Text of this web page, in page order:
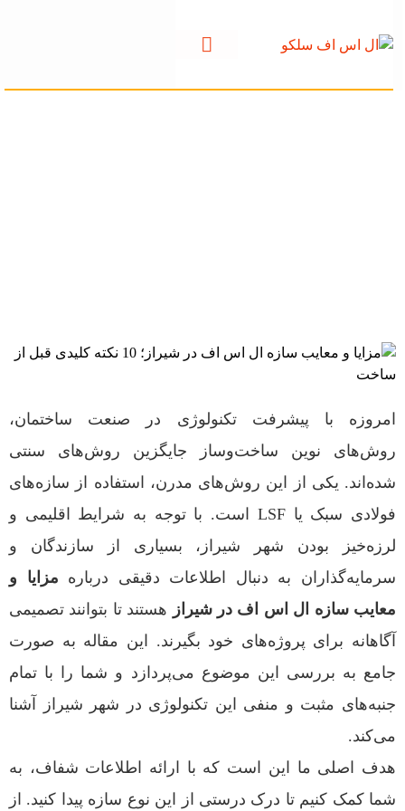
مزایا و معایب سازه
ال اس اف در شیراز؛
امروزه با پیشرفت تکنولوژی در صنعت ساختمان،
روش‌های نوین ساخت‌وساز جایگزین روش‌های سنتی
شده‌اند. یکی از این روش‌های مدرن، استفاده از سازه‌های
فولادی سبک یا LSF است. با توجه به شرایط اقلیمی و
لرزه‌خیز بودن شهر شیراز، بسیاری از سازندگان و
سرمایه‌گذاران به دنبال اطلاعات دقیقی درباره مزایا و
معایب سازه ال اس اف در شیراز هستند تا بتوانند تصمیمی
آگاهانه برای پروژه‌های خود بگیرند. این مقاله به صورت
جامع به بررسی این موضوع می‌پردازد و شما را با تمام
جنبه‌های مثبت و منفی این تکنولوژی در شهر شیراز آشنا
می‌کند.
هدف اصلی ما این است که با ارائه اطلاعات شفاف، به
شما کمک کنیم تا درک درستی از این نوع سازه پیدا کنید. از